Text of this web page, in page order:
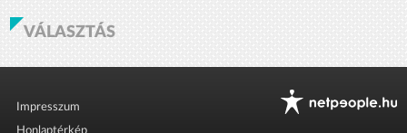
VÁLASZTÁS
Impresszum
Honlaptérkép